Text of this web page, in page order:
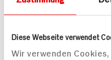
Diese Webseite verwendet
Wir verwenden
45 min
538 kcal p. Portion
Leicht